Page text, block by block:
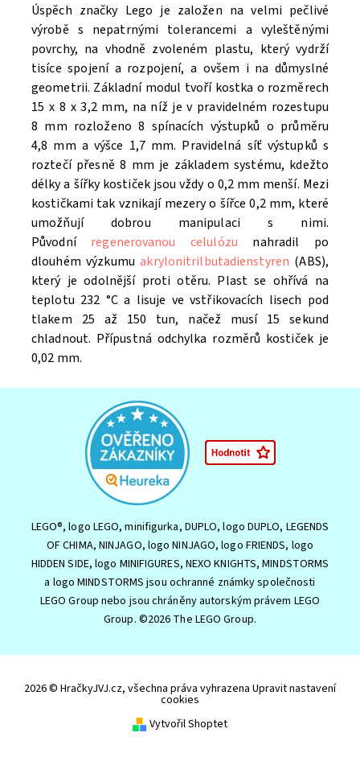
Úspěch značky Lego je založen na velmi pečlivé
výrobě s nepatrnými tolerancemi a vyleštěnými
povrchy, na vhodně zvoleném plastu, který vydrží
tisíce spojení a rozpojení, a ovšem i na důmyslné
geometrii. Základní modul tvoří kostka o rozměrech
15 x 8 x 3,2 mm, na níž je v pravidelném rozestupu
8 mm rozloženo 8 spínacích výstupků o průměru
4,8 mm a výšce 1,7 mm. Pravidelná síť výstupků s
roztečí přesně 8 mm je základem systému, kdežto
délky a šířky kostiček jsou vždy o 0,2 mm menší. Mezi
kostičkami tak vznikají mezery o šířce 0,2 mm, které
umožňují dobrou manipulaci s nimi.
Původní regenerovanou celulózu nahradil po
dlouhém výzkumuakrylonitrilbutadienstyren (ABS),
který je odolnější proti otěru. Plast se ohřívá na
teplotu 232 °C a lisuje ve vstřikovacích lisech pod
tlakem 25 až 150 tun, načež musí 15 sekund
chladnout. Přípustná odchylka rozměrů kostiček je
0,02 mm.
LEGO®, logo LEGO, minifigurka, DUPLO, logo DUPLO, LEGENDS
OF CHIMA, NINJAGO, logo NINJAGO, logo FRIENDS, logo
HIDDEN SIDE, logo MINIFIGURES, NEXO KNIGHTS, MINDSTORMS
a logo MINDSTORMS jsou ochranné známky společnosti
LEGO Group nebo jsou chráněny autorským právem LEGO
Group. ©2026 The LEGO Group.
2026 © HračkyJVJ.cz, všechna práva vyhrazena Upravit nastavení
cookies
Vytvořil Shoptet